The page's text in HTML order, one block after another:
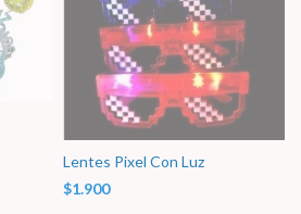
Lentes Pixel Con Luz
$1.900